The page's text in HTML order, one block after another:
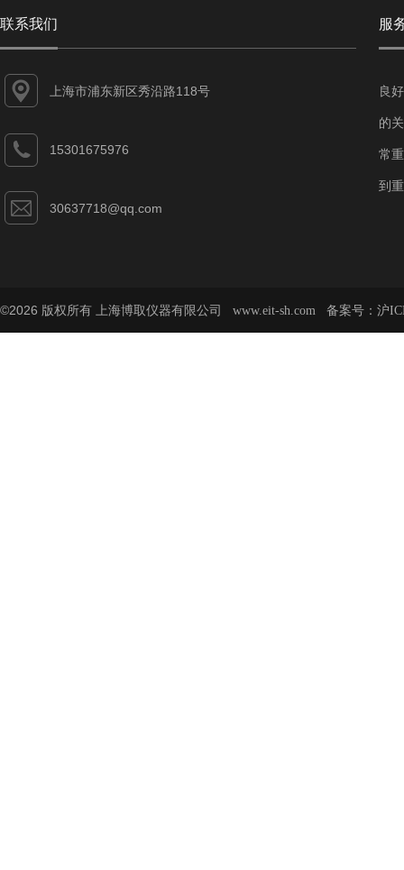
联系我们
上海市浦东新区秀沿路118号
15301675976
30637718@qq.com
服
良
的
常
到
©2026 版权所有 上海博取仪器有限公司 www.eit-sh.com 备案号： 沪